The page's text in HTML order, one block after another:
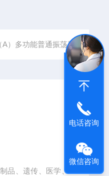
A）多功能普通振荡器
品、遗传、医学、
电话咨询
微信咨询